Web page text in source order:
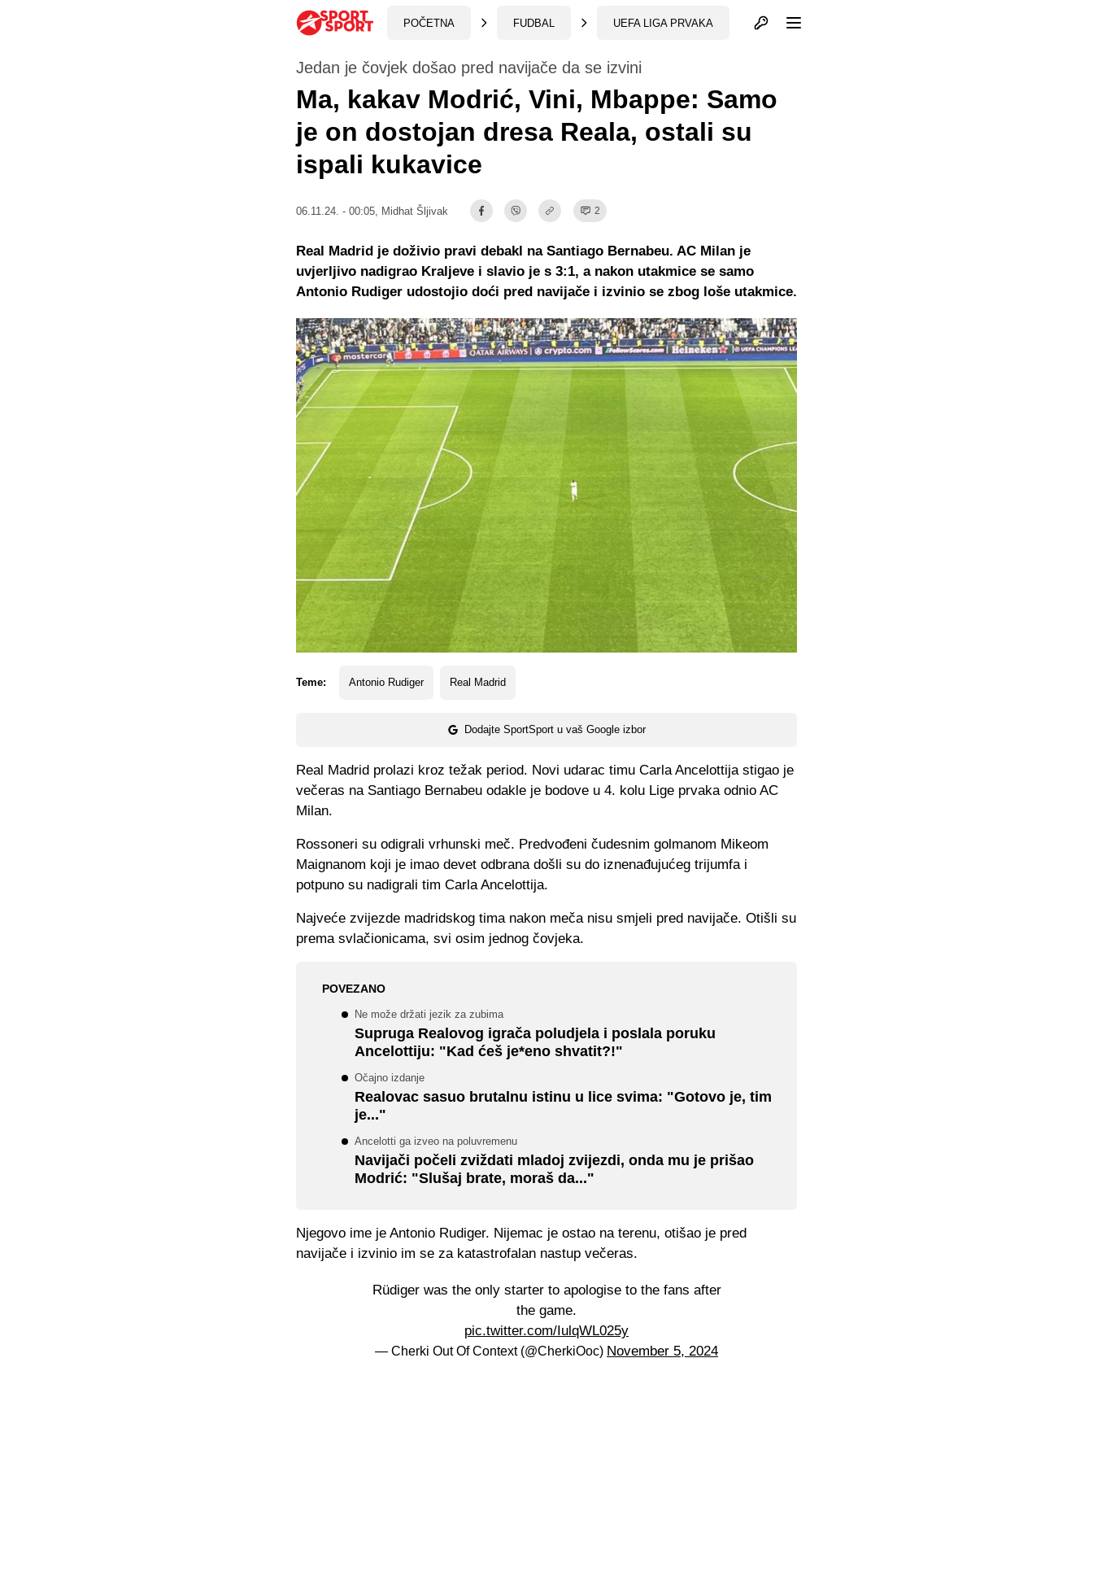
POČETNA FUDBAL UEFA LIGA PRVAKA Otvori profil
Jedan je čovjek došao pred navijače da se izvini
Ma, kakav Modrić, Vini, Mbappe: Samo
je on dostojan dresa Reala, ostali su
ispali kukavice
06.11.24. - 00:05, Midhat Šljivak 2
Teme: Antonio Rudiger Real Madrid
Dodajte SportSport u vaš Google izbor
Real Madrid je doživio pravi debakl na Santiago Bernabeu. AC Milan je
uvjerljivo nadigrao Kraljeve i slavio je s 3:1, a nakon utakmice se samo
Antonio Rudiger udostojio doći pred navijače i izvinio se zbog loše utakmice.
Real Madrid prolazi kroz težak period. Novi udarac timu Carla Ancelottija stigao je
večeras na Santiago Bernabeu odakle je bodove u 4. kolu Lige prvaka odnio AC
Milan.
Rossoneri su odigrali vrhunski meč. Predvođeni čudesnim golmanom Mikeom
Maignanom koji je imao devet odbrana došli su do iznenađujućeg trijumfa i
potpuno su nadigrali tim Carla Ancelottija.
Najveće zvijezde madridskog tima nakon meča nisu smjeli pred navijače. Otišli su
prema svlačionicama, svi osim jednog čovjeka.
POVEZANO
Ne može držati jezik za zubima
Supruga Realovog igrača poludjela i poslala poruku
Ancelottiju: "Kad ćeš je*eno shvatit?!"
Očajno izdanje
Realovac sasuo brutalnu istinu u lice svima: "Gotovo je, tim
je..."
Ancelotti ga izveo na poluvremenu
Navijači počeli zviždati mladoj zvijezdi, onda mu je prišao
Modrić: "Slušaj brate, moraš da..."
Njegovo ime je Antonio Rudiger. Nijemac je ostao na terenu, otišao je pred
navijače i izvinio im se za katastrofalan nastup večeras.
Rüdiger was the only starter to apologise to the fans after
the game.
pic.twitter.com/IulqWL025y
— Cherki Out Of Context (@CherkiOoc) November 5, 2024